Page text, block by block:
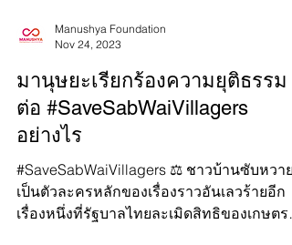
Manushya Foundation
Nov 24, 2023
มานุษยะเรียกร้องความยุติธรรม
ต่อ #SaveSabWaiVillagers
อย่างไร